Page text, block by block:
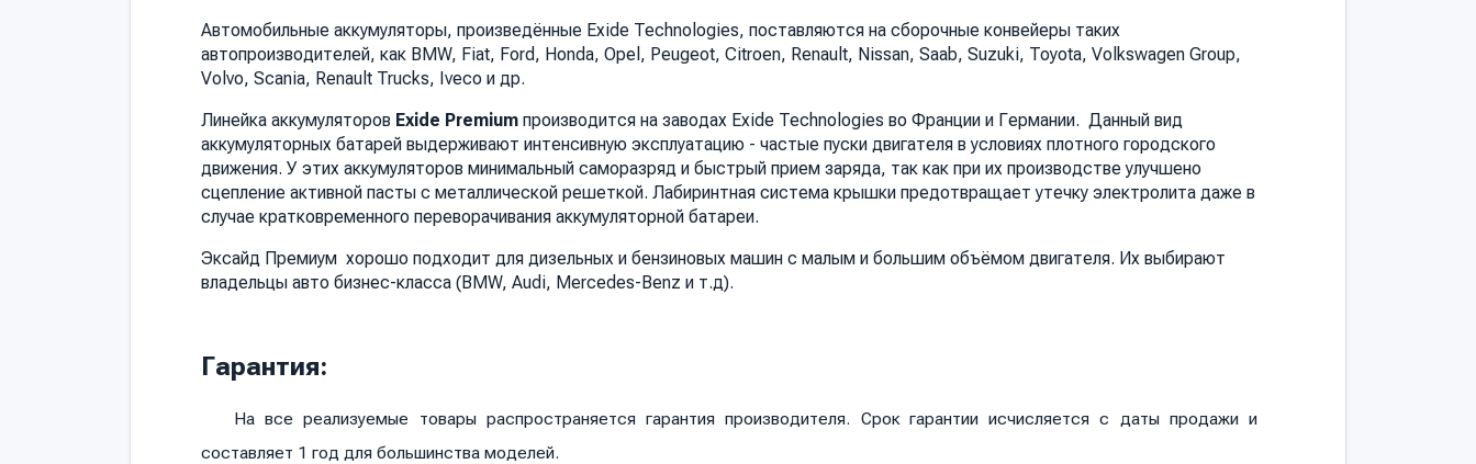
Автомобильные аккумуляторы, произведённые Exide Technologies, поставляются на сборочные конвейеры таких
автопроизводителей, как BMW, Fiat, Ford, Honda, Opel, Peugeot, Citroen, Renault, Nissan, Saab, Suzuki, Toyota, Volkswagen Group,
Volvo, Scania, Renault Trucks, Iveco и др.
Линейка аккумуляторов Exide Premium производится на заводах Exide Technologies во Франции и Германии. Данный вид
аккумуляторных батарей выдерживают интенсивную эксплуатацию - частые пуски двигателя в условиях плотного городского
движения. У этих аккумуляторов минимальный саморазряд и быстрый прием заряда, так как при их производстве улучшено
сцепление активной пасты с металлической решеткой. Лабиринтная система крышки предотвращает утечку электролита даже в
случае кратковременного переворачивания аккумуляторной батареи.
Эксайд Премиум хорошо подходит для дизельных и бензиновых машин с малым и большим объёмом двигателя. Их выбирают
владельцы авто бизнес-класса (BMW, Audi, Mercedes-Benz и т.д).
Гарантия:
На все реализуемые товары распространяется гарантия производителя. Срок гарантии исчисляется с даты продажи и
составляет 1 год для большинства моделей.